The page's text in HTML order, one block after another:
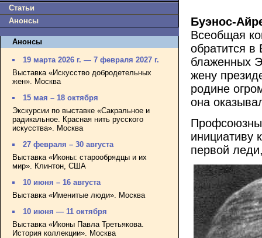
Статьи
Анонсы
Анонсы
19 марта 2026 г. — 7 февраля 2027 г.
Выставка «Искусство добродетельных
жен». Москва
15 мая – 18 октября
Экскурсии по выставке «Сакральное и
радикальное. Красная нить русского
искусства». Москва
27 февраля – 30 августа
Выставка «Иконы: старообрядцы и их
мир». Клинтон, США
10 июня – 16 августа
Выставка «Именитые люди». Москва
10 июня — 11 октября
Выставка «Иконы Павла Третьякова.
История коллекции». Москва
Буэнос-
Всеобщая
обратится в
блаженных
жену
родине
она
инициативу
первой